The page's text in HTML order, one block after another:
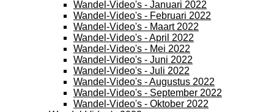
Wandel-Video's - Januari 2022
Wandel-Video's - Februari 2022
Wandel-Video's - Maart 2022
Wandel-Video's - April 2022
Wandel-Video's - Mei 2022
Wandel-Video's - Juni 2022
Wandel-Video's - Juli 2022
Wandel-Video's - Augustus 2022
Wandel-Video's - September 2022
Wandel-Video's - Oktober 2022